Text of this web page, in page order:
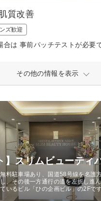
質改善
ズ歓迎
は 事前パッチテストが必要
その他の情報を表示
】スリムビューティ
料駐車場あり、国道58号線を名護
、その後一方通行の道を左折し進
いるビル「ひの企画ビル」の2Fで